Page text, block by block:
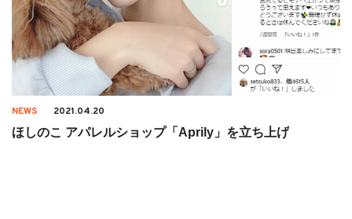
NEWS 2021.04.20
ほしのこ アパレルショップ「Aprily」を立ち上げ